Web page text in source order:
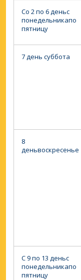
Со 2 по 6 деньс
понедельникапо
пятницу
7 день суббота
8
деньвоскресенье
С 9 по 13 деньс
понедельникапо
пятницу